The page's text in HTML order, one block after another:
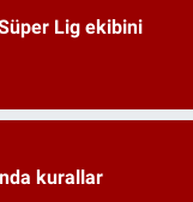
Lig ekibini
kurallar